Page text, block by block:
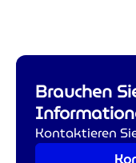
Brauchen
Kontaktieren